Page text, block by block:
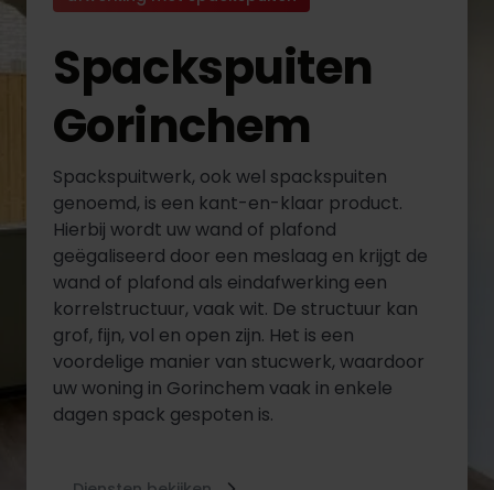
Spackspuiten
Gorinchem
Spackspuitwerk, ook wel spackspuiten
genoemd, is een kant-en-klaar product.
Hierbij wordt uw wand of plafond
geëgaliseerd door een meslaag en krijgt de
wand of plafond als eindafwerking een
korrelstructuur, vaak wit. De structuur kan
grof, fijn, vol en open zijn. Het is een
voordelige manier van stucwerk, waardoor
uw woning in Gorinchem vaak in enkele
dagen spack gespoten is.